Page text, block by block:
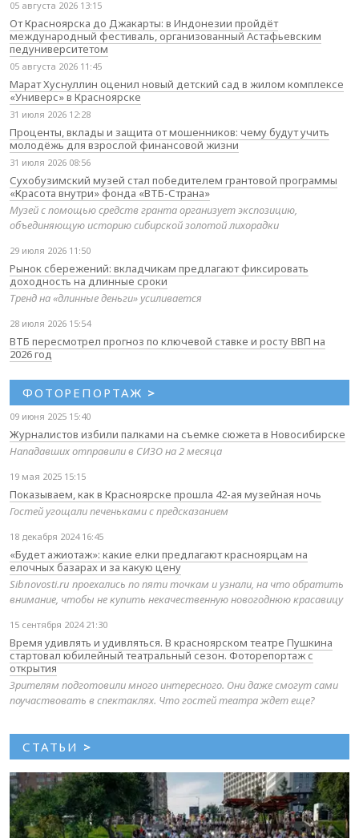
05 августа 2026 13:15
От Красноярска до Джакарты: в Индонезии пройдёт
международный фестиваль, организованный Астафьевским
педуниверситетом
05 августа 2026 11:45
Марат Хуснуллин оценил новый детский сад в жилом комплексе
«Универс» в Красноярске
31 июля 2026 12:28
Проценты, вклады и защита от мошенников: чему будут учить
молодёжь для взрослой финансовой жизни
31 июля 2026 08:56
Сухобузимский музей стал победителем грантовой программы
«Красота внутри» фонда «ВТБ-Страна»
Музей с помощью средств гранта организует экспозицию,
объединяющую историю сибирской золотой лихорадки
29 июля 2026 11:50
Рынок сбережений: вкладчикам предлагают фиксировать
доходность на длинные сроки
Тренд на «длинные деньги» усиливается
28 июля 2026 15:54
ВТБ пересмотрел прогноз по ключевой ставке и росту ВВП на
2026 год
ФОТОРЕПОРТАЖ >
09 июня 2025 15:40
Журналистов избили палками на съемке сюжета в Новосибирске
Нападавших отправили в СИЗО на 2 месяца
19 мая 2025 15:15
Показываем, как в Красноярске прошла 42-ая музейная ночь
Гостей угощали печеньками с предсказанием
18 декабря 2024 16:45
«Будет ажиотаж»: какие елки предлагают красноярцам на
елочных базарах и за какую цену
Sibnovosti.ru проехались по пяти точкам и узнали, на что обратить
внимание, чтобы не купить некачественную новогоднюю красавицу
15 сентября 2024 21:30
Время удивлять и удивляться. В красноярском театре Пушкина
стартовал юбилейный театральный сезон. Фоторепортаж с
открытия
Зрителям подготовили много интересного. Они даже смогут сами
поучаствовать в спектаклях. Что гостей театра ждет еще?
СТАТЬИ >